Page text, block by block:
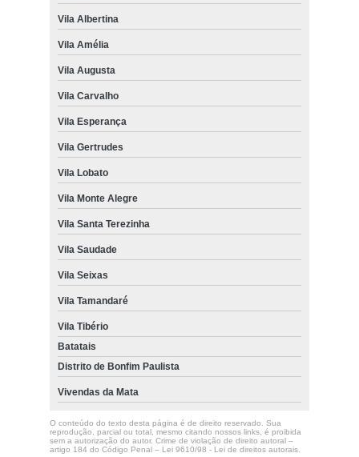
Vila Albertina
Vila Amélia
Vila Augusta
Vila Carvalho
Vila Esperança
Vila Gertrudes
Vila Lobato
Vila Monte Alegre
Vila Santa Terezinha
Vila Saudade
Vila Seixas
Vila Tamandaré
Vila Tibério
Batatais
Distrito de Bonfim Paulista
Vivendas da Mata
O conteúdo do texto desta página é de direito reservado. Sua
reprodução, parcial ou total, mesmo citando nossos links, é proibida
sem a autorização do autor. Crime de violação de direito autoral –
artigo 184 do Código Penal – Lei 9610/98 - Lei de direitos autorais.